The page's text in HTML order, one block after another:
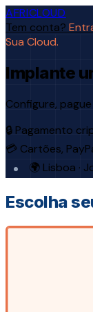
AFRICLOUD
Tem conta?
Sua Cloud.
Implante
Configure,
🔒 Pagamento
💳 Cartões,
🌍 Lisboa ·
Escolha